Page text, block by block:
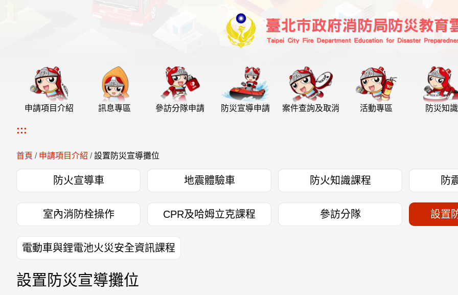
申請項目介紹 訊息專區 參訪分隊申請 防災宣導申請 案件查詢及取消 活動專區 防災知識
:::
首頁 / 申請項目介紹 /設置防災宣導攤位
防火宣導車 地震體驗車 防火知識課程 防
室內消防栓操作 CPR及哈姆立克課程 參訪分隊 設置
電動車與鋰電池火災安全資訊課程
設置防災宣導攤位